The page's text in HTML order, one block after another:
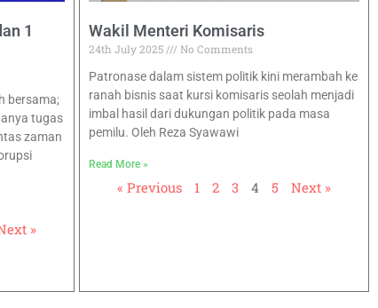
1
bersama;
tugas
zaman
»
Wakil Menteri Komisaris
24th July 2025
No Comments
Patronase dalam sistem politik kini merambah ke
ranah bisnis saat kursi komisaris seolah menjadi
imbal hasil dari dukungan politik pada masa
pemilu. Oleh Reza Syawawi
Read More »
« Previous 1 2 3 4 5 Next »